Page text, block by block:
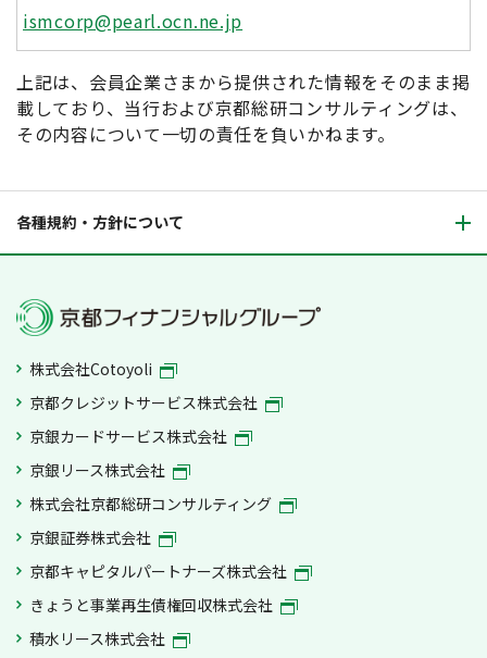
ismcorp@pearl.ocn.ne.jp
上記は、会員企業さまから提供された情報をそのまま掲
載しており、当行および京都総研コンサルティングは、
その内容について一切の責任を負いかねます。
各種規約・方針について
株式会社Cotoyoli
京都クレジットサービス株式会社
京銀カードサービス株式会社
京銀リース株式会社
株式会社京都総研コンサルティング
京銀証券株式会社
京都キャピタルパートナーズ株式会社
きょうと事業再生債権回収株式会社
積水リース株式会社